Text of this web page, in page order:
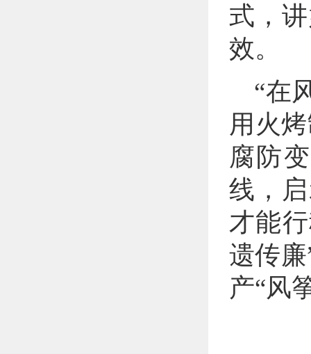
式，
效。
“在
用火
腐防
线，
才能
遗传
产“风